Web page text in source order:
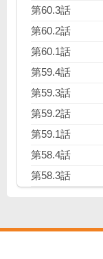
第60.3話
第60.2話
第60.1話
第59.4話
第59.3話
第59.2話
第59.1話
第58.4話
第58.3話